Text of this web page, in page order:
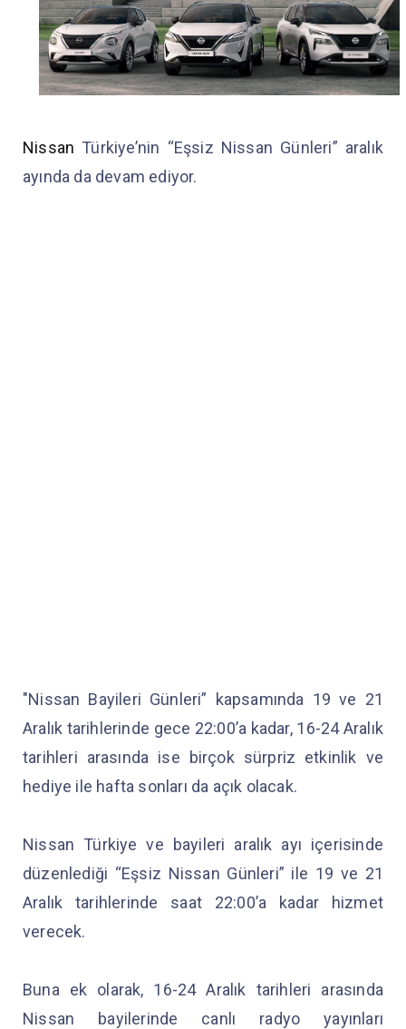
Nissan Türkiye’nin “Eşsiz Nissan Günleri” aralık
ayında da devam ediyor.
"Nissan Bayileri Günleri” kapsamında 19 ve 21
Aralık tarihlerinde gece 22:00’a kadar, 16-24 Aralık
tarihleri arasında ise birçok sürpriz etkinlik ve
hediye ile hafta sonları da açık olacak.
Nissan Türkiye ve bayileri aralık ayı içerisinde
düzenlediği “Eşsiz Nissan Günleri” ile 19 ve 21
Aralık tarihlerinde saat 22:00’a kadar hizmet
verecek.
Buna ek olarak, 16-24 Aralık tarihleri arasında
Nissan bayilerinde canlı radyo yayınları